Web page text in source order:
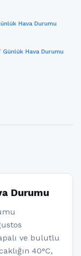
Hava Durumu
Hava Durumu
Durumu
ve bulutlu
40°C,